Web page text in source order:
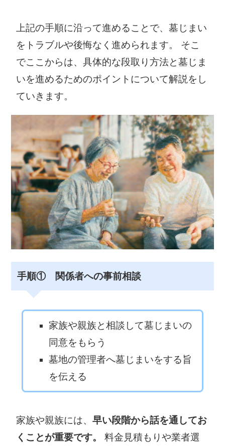
上記の手順に沿って進めることで、墓じまい
をトラブルや後悔なく進められます。 そこ
でここからは、具体的な段取り方法と墓じま
いを進めるためのポイントについて解説をし
ていきます。
手順① 関係者への事前相談
家族や親族と相談して墓じまいの
同意をもらう
墓地の管理者へ墓じまいをする旨
を伝える
家族や親族には、早い段階から話を通してお
くことが重要です。
料金見積もりや業者選